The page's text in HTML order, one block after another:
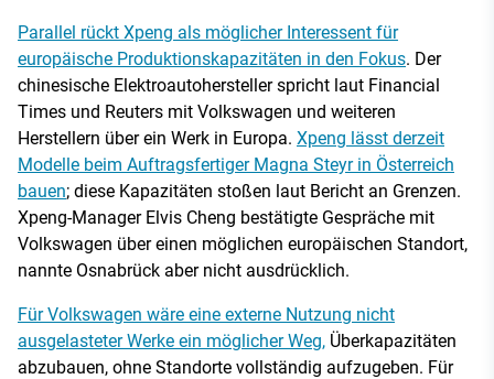
Parallel rückt Xpeng als möglicher Interessent für
europäische Produktionskapazitäten in den Fokus. Der
chinesische Elektroautohersteller spricht laut Financial
Times und Reuters mit Volkswagen und weiteren
Herstellern über ein Werk in Europa. Xpeng lässt derzeit
Modelle beim Auftragsfertiger Magna Steyr in Österreich
bauen; diese Kapazitäten stoßen laut Bericht an Grenzen.
Xpeng-Manager Elvis Cheng bestätigte Gespräche mit
Volkswagen über einen möglichen europäischen Standort,
nannte Osnabrück aber nicht ausdrücklich.
Für Volkswagen wäre eine externe Nutzung nicht
ausgelasteter Werke ein möglicher Weg, Überkapazitäten
abzubauen, ohne Standorte vollständig aufzugeben. Für